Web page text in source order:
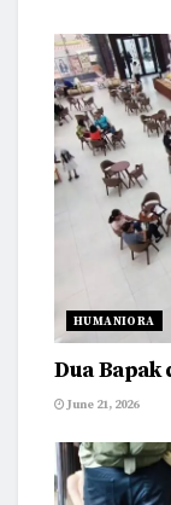
HUMANIORA
Dua Bapak
June 21, 2026